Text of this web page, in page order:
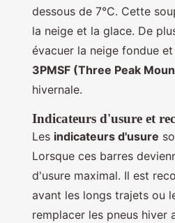
dessous de 7°C. Cette
la neige et la glace. De
évacuer la neige fondue
3PMSF (Three Peak
hivernale.
Indicateurs d'usure et
Les indicateurs d'usure
Lorsque ces barres
d'usure maximal. Il est
avant les longs trajets ou
remplacer les pneus